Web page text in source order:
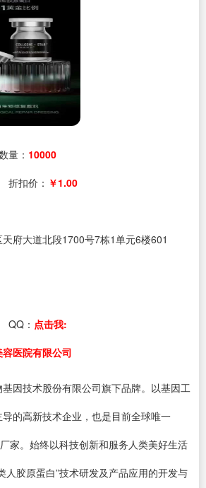
量： 10000
折扣价： ￥1.00
府大道北段1700号7栋1单元6楼601
QQ： 点击我:
医院有限公司
因技术股份有限公司旗下品牌。以基因工
的高新技术企业，也是目前全球唯一
家。始终以科技创新和服务人类美好生活
人胶原蛋白”技术研发及产品应用的开发与